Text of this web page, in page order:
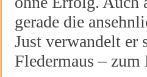
gerade die
Just verwandelt er
Fledermaus –